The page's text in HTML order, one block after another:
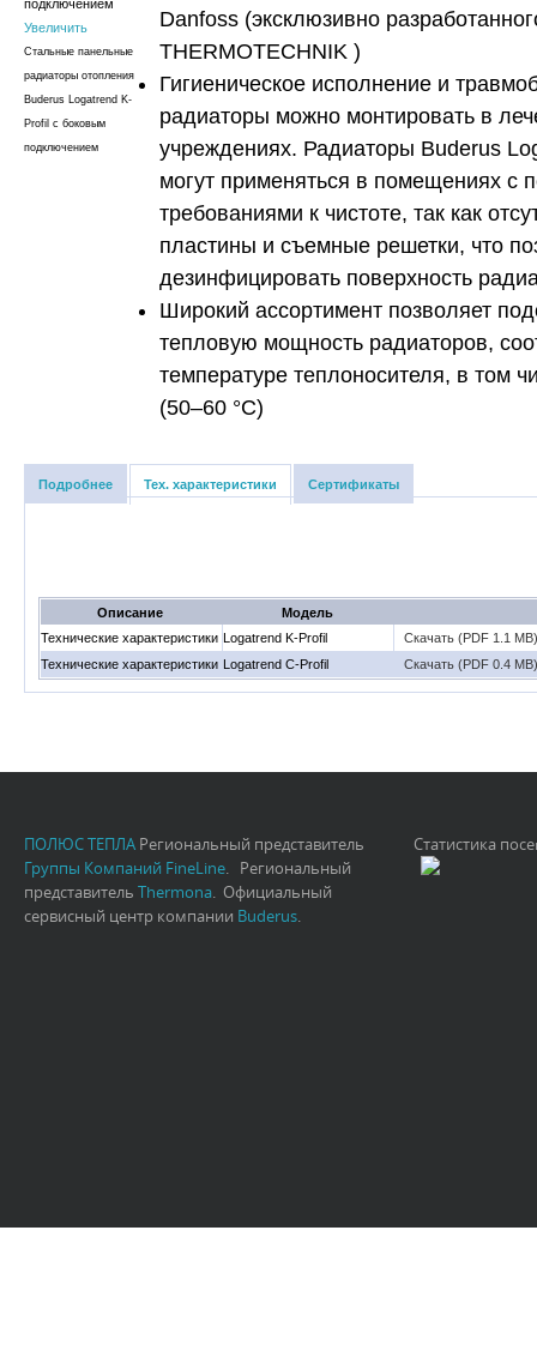
Увеличить
Стальные панельные
радиаторы отопления
Buderus Logatrend K-
Profil с боковым
подключением
Danfoss (эксклюзивно
THERMOTECHNIK )
Гигиеническое исполнение и
радиаторы можно монтировать в
учреждениях. Радиаторы Buderus
могут применяться в помещениях с
требованиями к чистоте, так как
пластины и съемные решетки, что
дезинфицировать поверхность
Широкий ассортимент позволяет
тепловую мощность радиаторов,
температуре теплоносителя, в том
(50–60 °С)
Подробнее Тех. характеристики Сертификаты
Описание
Модель
Технические характеристики Logatrend K-Profil
Скачать (PDF 1.1 MB)
Технические характеристики Logatrend С-Profil Скачать (PDF 0.4 MB)
ПОЛЮС ТЕПЛА Региональный представитель
Группы Компаний FineLine. Региональный
представитель Thermona. Официальный
сервисный центр компании Buderus.
Статистика